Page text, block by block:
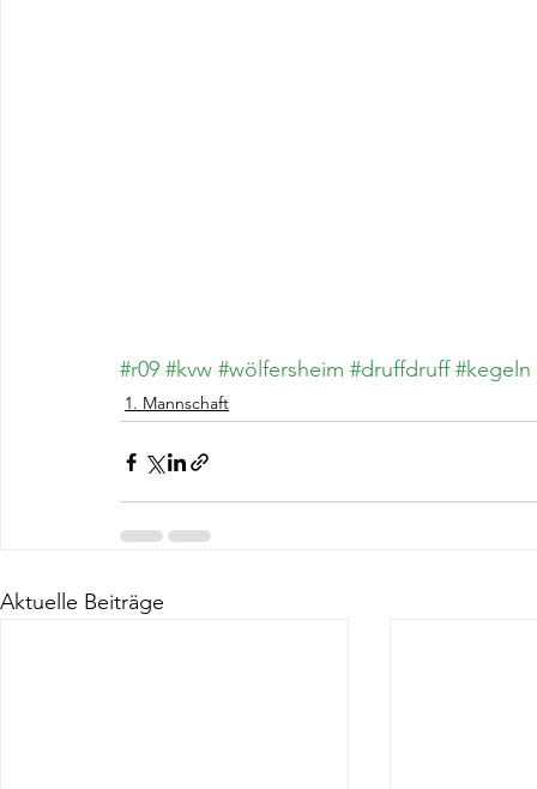
#r09 #kvw #wölfersheim #druffdruff #kegeln
1. Mannschaft
Aktuelle Beiträge